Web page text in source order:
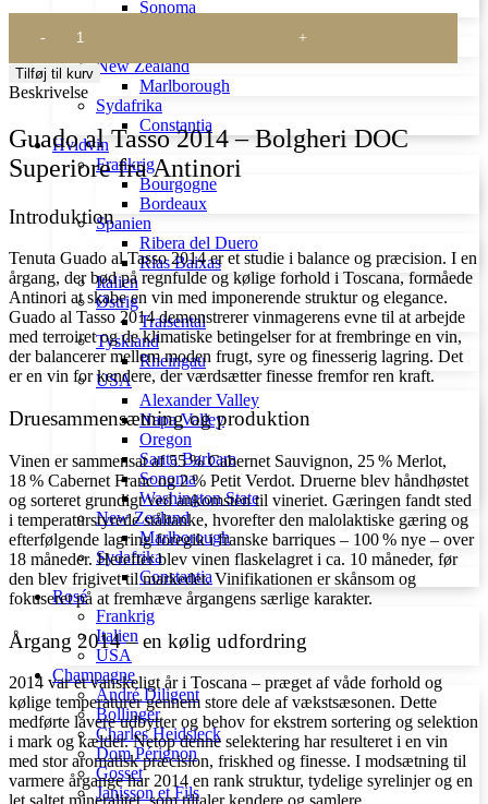
Sonoma
New Zealand
Marlborough
Sydafrika
Constantia
Hvidvin
Frankrig
Bourgogne
Bordeaux
Spanien
Ribera del Duero
Rías Baixas
Italien
Østrig
Traisental
Tyskland
Rheingau
USA
Alexander Valley
Napa Valley
Oregon
Santa Barbara
Sonoma
Washington State
New Zealand
Marlborough
Sydafrika
Constantia
Rosé
Frankrig
Italien
USA
Champagne
André Diligent
Bollinger
Charles Heidsieck
Dom Pérignon
Gosset
Janisson et Fils
Tasso
2014
antal
Tilføj til kurv
Beskrivelse
Guado al Tasso 2014 – Bolgheri DOC
Superiore fra Antinori
Introduktion
Tenuta Guado al Tasso 2014 er et studie i balance og præcision. I en
årgang, der bød på regnfulde og kølige forhold i Toscana, formåede
Antinori at skabe en vin med imponerende struktur og elegance.
Guado al Tasso 2014 demonstrerer vinmagerens evne til at arbejde
med terroiret og de klimatiske betingelser for at frembringe en vin,
der balancerer mellem moden frugt, syre og finesserig lagring. Det
er en vin for kendere, der værdsætter finesse fremfor ren kraft.
Druesammensætning og produktion
Vinen er sammensat af 55 % Cabernet Sauvignon, 25 % Merlot,
18 % Cabernet Franc og 2 % Petit Verdot. Druerne blev håndhøstet
og sorteret grundigt ved ankomsten til vineriet. Gæringen fandt sted
i temperaturstyrede ståltanke, hvorefter den malolaktiske gæring og
efterfølgende lagring foregik i franske barriques – 100 % nye – over
18 måneder. Herefter blev vinen flaskelagret i ca. 10 måneder, før
den blev frigivet til markedet. Vinifikationen er skånsom og
fokuseret på at fremhæve årgangens særlige karakter.
Årgang 2014 – en kølig udfordring
2014 var et vanskeligt år i Toscana – præget af våde forhold og
kølige temperaturer gennem store dele af vækstsæsonen. Dette
medførte lavere udbytter og behov for ekstrem sortering og selektion
i mark og kælder. Netop denne selektering har resulteret i en vin
med stor aromatisk præcision, friskhed og finesse. I modsætning til
varmere årgange har 2014 en rank struktur, tydelige syrelinjer og en